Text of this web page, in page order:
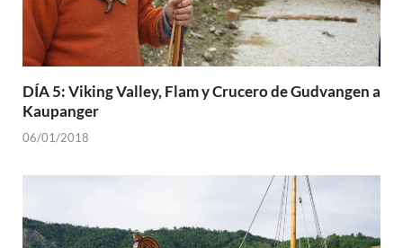
DÍA 5: Viking Valley, Flam y Crucero de Gudvangen a
Kaupanger
06/01/2018